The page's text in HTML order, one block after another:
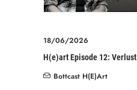
18/06/2026
H(e)art Episode 12: Verlust
Bottcast H(e)art